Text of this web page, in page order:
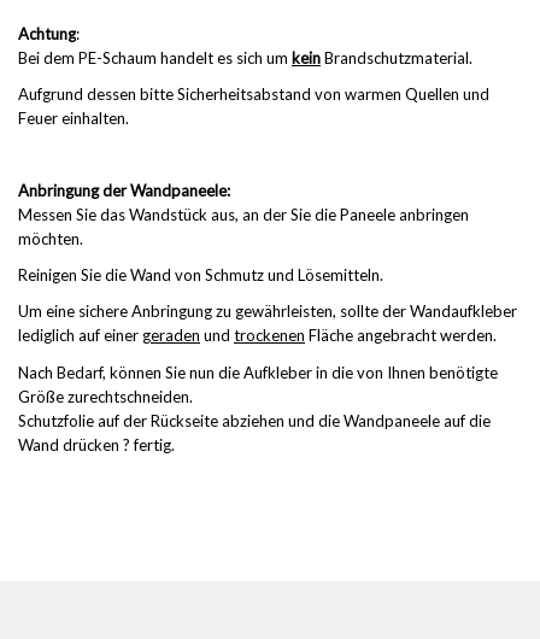
Achtung:
Bei dem PE-Schaum handelt es sich um keinBrandschutzmaterial.
Aufgrund dessen bitte Sicherheitsabstand von warmen Quellen und
Feuer einhalten.
Anbringung der Wandpaneele:
Messen Sie das Wandstück aus, an der Sie die Paneele anbringen
möchten.
Reinigen Sie die Wand von Schmutz und Lösemitteln.
Um eine sichere Anbringung zu gewährleisten, sollte der Wandaufkleber
lediglich auf einer geraden und trockenen Fläche angebracht werden.
Nach Bedarf, können Sie nun die Aufkleber in die von Ihnen benötigte
Größe zurechtschneiden.
Schutzfolie auf der Rückseite abziehen und die Wandpaneele auf die
Wand drücken ? fertig.